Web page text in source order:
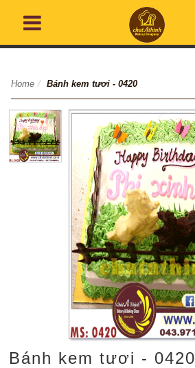
Home / Bánh kem tươi - 0420
Bánh kem tươi - 0420